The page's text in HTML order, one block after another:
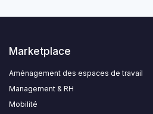
Marketplace
Aménagement des espaces de travail
Management & RH
Mobilité